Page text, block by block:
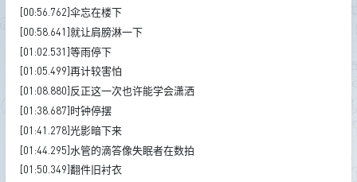
[00:56.762]伞忘在楼下
[00:58.641]就让肩膀淋一下
[01:02.531]等雨停下
[01:05.499]再计较害怕
[01:08.880]反正这一次也许能学会潇洒
[01:38.687]时钟停摆
[01:41.278]光影暗下来
[01:44.295]水管的滴答像失眠者在数拍
[01:50.349]翻件旧衬衣